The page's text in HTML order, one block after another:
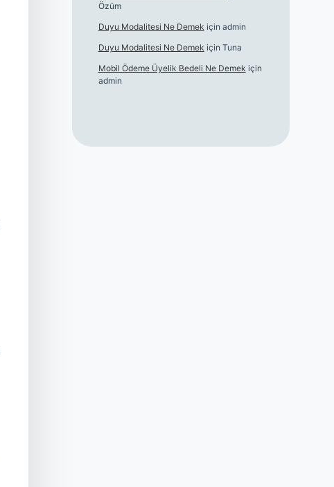
Özüm
Duyu Modalitesi Ne Demek için admin
Duyu Modalitesi Ne Demek için Tuna
Mobil Ödeme Üyelik Bedeli Ne Demek için
admin